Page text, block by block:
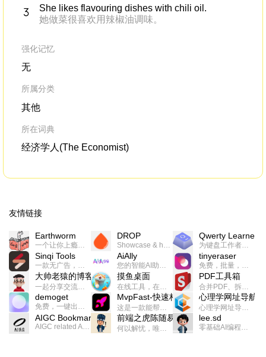
She likes flavouring dishes with chili oil.
她做菜很喜欢用辣椒油调味。
强化记忆
无
所属分类
其他
所在词典
经济学人(The Economist)
友情链接
Earthworm
一个让你上瘾的英语学习工具，使用 连词成句 、 i + 1 、 以终为始等学习理论来帮助你习得英语，通过不断的重复形成肌肉记忆，最重要的是 游戏化 的形式让学习英语从此不再痛苦
DROP
Showcase & host your work in extraordinary ways.不限速文件分享，托管，建站平台
Qwerty Learner
为键盘工作者设计的单词与肌肉记忆锻炼软件
Sinqi Tools
一款无广告，界面清爽的神奇在线小工具集合，范围包括但不限于：开发，设计，日常生活等
AiAlly
您的智能AI助手解决方案。提供24/7全天候的高效虚拟员工服务，助力个人和组织提升生产力、激发创新潜能。
tinyeraser
免费，批量，快速，一键换背景的桌面软件
大帅老猿的博客
一起分享交流生活学习，出海赚钱，编程技术，远程工作，优秀产品等相关话题。希望大家都能有所收获。
摸鱼桌面
在线工具，在线游戏，电影，小说各种有趣的资源这里都有
PDF工具箱
合并PDF、拆分PDF、旋转PDF、裁剪PDF、转换PDF、加密PDF、解密PDF、PDF加水印等多种PDF处理功能
demoget
免费，一键出成片的录屏Demo软件。支持4K导出，立即下载使用。
MvpFast-快速构建网站应用
这是一款能帮助你快速构建个人网站的应用，使用最新的前端技术栈，集成登录、鉴权、手机、邮箱、数据库、博客、文章、支付等等网站所需要的功能，你只需要花几个小时开发你的核心功能就可以上线，一次购买，永久拥有
心理学网址导航
心理学网址导航(psyhhub.org),着力打造国内心理学资源平台，是一个心理学网址资源大全，提供心理学学习,心理学考研,英语自学,计算机自学等众多学习内容。
AIGC Bookmarks
AIGC related Academy/Project bookmarks . Powered by Notion AI (Claude, ChatGPT).
前端之虎陈随易
何以解忧，唯有代码。不忘初心，方得始终。
lee.sd
零基础AI编程整活儿，跟SimbaLee用AI一起每天写点儿好玩儿的！iSay中每天还会有鲜吐槽、财经快讯、抽奖福利。喜欢就在页面“点赞”，不喜欢可以“点呸”喔！